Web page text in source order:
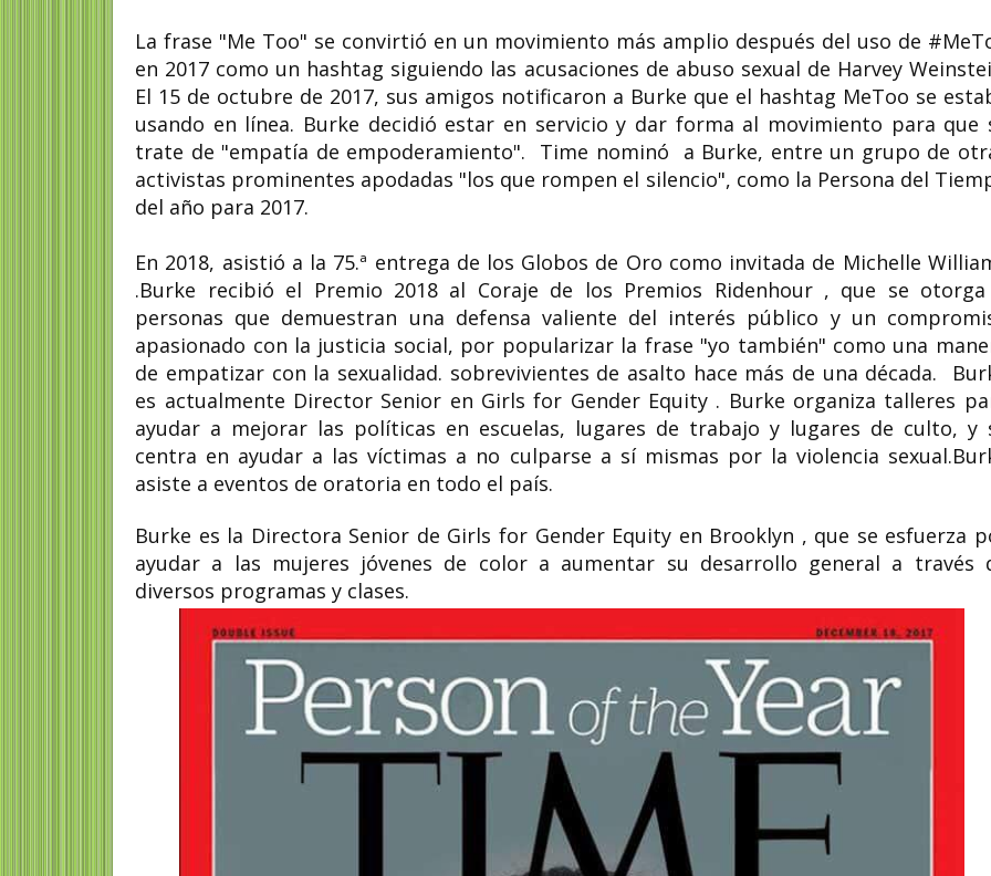
La frase "Me Too" se convirtió en un movimiento más amplio después del uso de
en 2017 como un hashtag siguiendo las acusaciones de abuso sexual de Harvey
El 15 de octubre de 2017, sus amigos notificaron a Burke que el hashtag MeToo se
usando en línea. Burke decidió estar en servicio y dar forma al movimiento para que
trate de "empatía de empoderamiento". Time nominó a Burke, entre un grupo de
activistas prominentes apodadas "los que rompen el silencio", como la Persona del
del año para 2017.
En 2018, asistió a la 75.ª entrega de los Globos de Oro como invitada de Michelle
.Burke recibió el Premio 2018 al Coraje de los Premios Ridenhour , que se
personas que demuestran una defensa valiente del interés público y un
apasionado con la justicia social, por popularizar la frase "yo también" como una
de empatizar con la sexualidad. sobrevivientes de asalto hace más de una década.
es actualmente Director Senior en Girls for Gender Equity . Burke organiza talleres
ayudar a mejorar las políticas en escuelas, lugares de trabajo y lugares de culto, y
centra en ayudar a las víctimas a no culparse a sí mismas por la violencia
asiste a eventos de oratoria en todo el país.
Burke es la Directora Senior de Girls for Gender Equity en Brooklyn , que se esfuerza
ayudar a las mujeres jóvenes de color a aumentar su desarrollo general a través
diversos programas y clases.